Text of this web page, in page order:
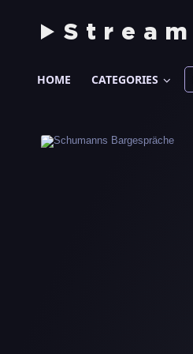
Stream
HOME CATEGORIES